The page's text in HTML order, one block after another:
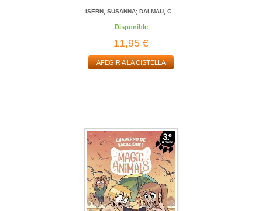
ISERN, SUSANNA; DALMAU, C...
Disponible
11,95 €
AFEGIR A LA CISTELLA